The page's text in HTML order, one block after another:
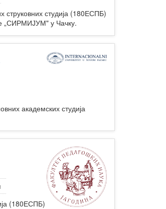
студија (180ЕСПБ)
„СИРМИЈУМ" у Чачку.
академских студија
(180ЕСПБ)